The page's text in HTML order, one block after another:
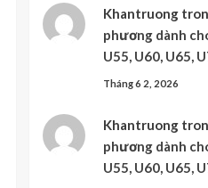
Khantruong
phương dành
U55, U60, U65,
Tháng 6 2, 2026
Khantruong
phương dành
U55, U60, U65,